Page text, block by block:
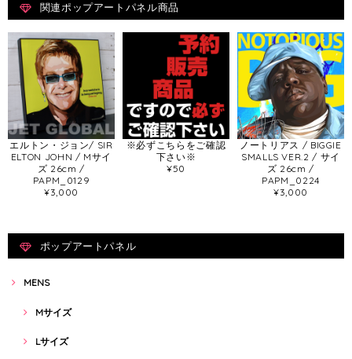
関連ポップアートパネル商品
エルトン・ジョン/ SIR
ELTON JOHN / Mサイ
ズ 26cm /
PAPM_0129
¥3,000
※必ずこちらをご確認
下さい※
¥50
ノートリアス / BIGGIE
SMALLS VER.2 / サイ
ズ 26cm /
PAPM_0224
¥3,000
ポップアートパネル
MENS
Mサイズ
Lサイズ